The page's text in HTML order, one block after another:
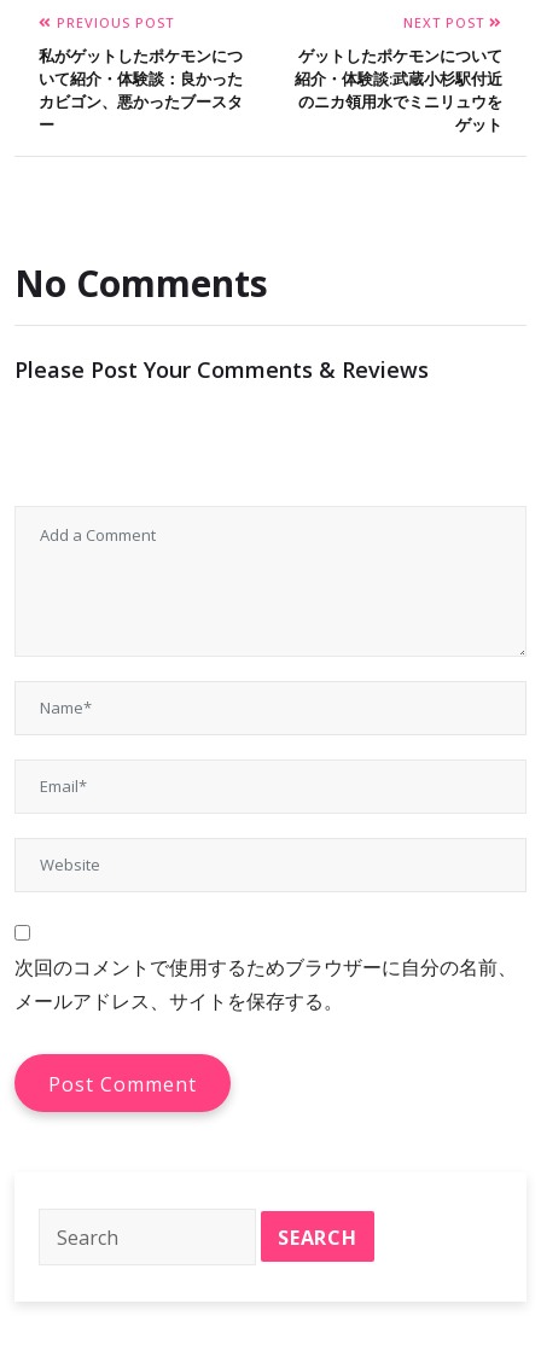
PREVIOUS POST
私がゲットしたポケモンにつ
いて紹介・体験談：良かった
カビゴン、悪かったブースタ
ー
NEXT POST
ゲットしたポケモンについて
紹介・体験談:武蔵小杉駅付近
のニカ領用水でミニリュウを
ゲット
No Comments
Please Post Your Comments & Reviews
次回のコメントで使用するためブラウザーに自分の名前、
メールアドレス、サイトを保存する。